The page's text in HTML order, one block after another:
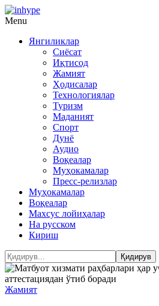
Menu
Янгиликлар
Сиёсат
Иқтисод
Жамият
Ҳодисалар
Технологиялар
Туризм
Маданият
Спорт
Дунё
Аудио
Воқеалар
Муҳокамалар
Пресс-релизлар
Муҳокамалар
Воқеалар
Махсус лойиҳалар
На русском
Кириш
Жамият